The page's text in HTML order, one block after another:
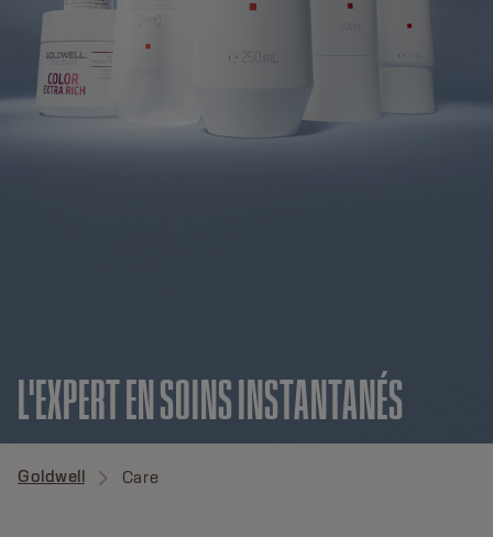
L'EXPERT EN SOINS INSTANTANÉS
Goldwell Care